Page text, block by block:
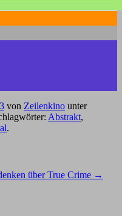
von Zeilenkino unter
Abstrakt,
.
über True Crime →